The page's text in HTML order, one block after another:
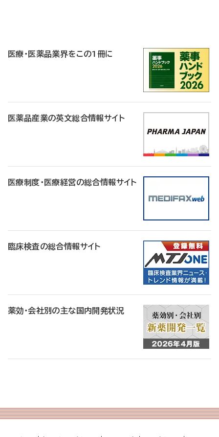
医療・医薬品業界をこの1冊に
医薬品産業の英文総合情報サイト
医療制度・医療経営の総合情報サイト
臨床検査の総合情報サイト
薬効・会社別の主な国内開発状況